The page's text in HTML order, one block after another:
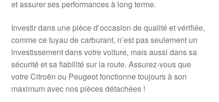
et assurer ses performances à long terme.
Investir dans une pièce d’occasion de qualité et vérifiée,
comme ce tuyau de carburant, n’est pas seulement un
investissement dans votre voiture, mais aussi dans sa
sécurité et sa fiabilité sur la route. Assurez-vous que
votre Citroën ou Peugeot fonctionne toujours à son
maximum avec nos pièces détachées !